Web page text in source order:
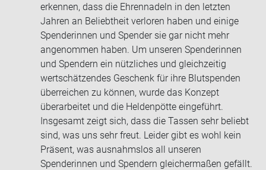
erkennen, dass die Ehrennadeln in den letzten
Jahren an Beliebtheit verloren haben und einige
Spenderinnen und Spender sie gar nicht mehr
angenommen haben. Um unseren Spenderinnen
und Spendern ein nützliches und gleichzeitig
wertschätzendes Geschenk für ihre Blutspenden
überreichen zu können, wurde das Konzept
überarbeitet und die Heldenpötte eingeführt.
Insgesamt zeigt sich, dass die Tassen sehr beliebt
sind, was uns sehr freut. Leider gibt es wohl kein
Präsent, was ausnahmslos all unseren
Spenderinnen und Spendern gleichermaßen gefällt.